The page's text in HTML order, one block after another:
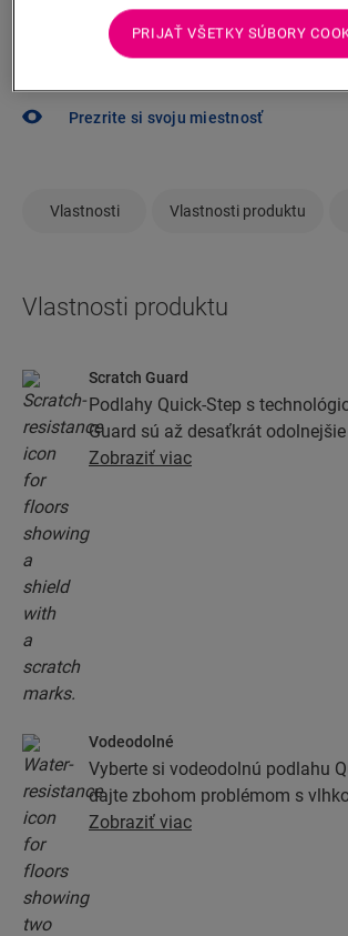
Nie ste si istí, či sa táto podlaha
Prezrite si svoju miestnosť
Vlastnosti Vlastnosti produktu
Vlastnosti produktu
Scratch Guard
Podlahy Quick-Step s
Guard sú až desaťkrát
poškriabaniu ako podlahy bez nej.
Zobraziť viac
Vodeodolné
Vyberte si vodeodolnú podlahu
dajte zbohom problémom s
podlahy majú výnimočne štýlový
kedykoľvek predtým.
Zobraziť viac
PRIJAŤ VŠETKY SÚBORY